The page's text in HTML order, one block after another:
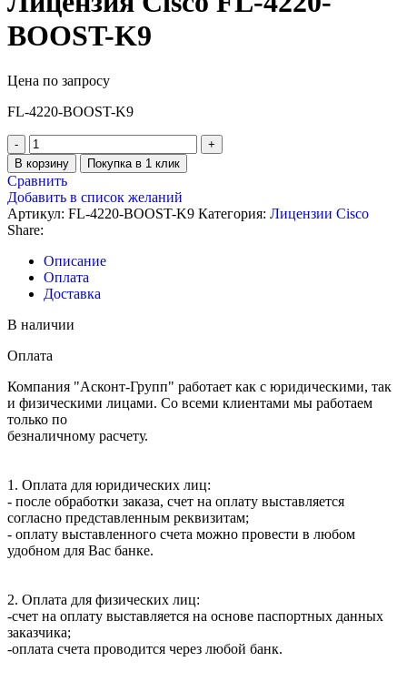
BOOST-K9
Цена по запросу
FL-4220-BOOST-K9
В корзину Покупка в 1 клик
Сравнить
Добавить в список желаний
Артикул: FL-4220-BOOST-K9 Категория: Лицензии Cisco
Share:
Описание
Оплата
Доставка
В наличии
Оплата
Компания "Асконт-Групп" работает как с юридическими, так
и физическими лицами. Со всеми клиентами мы работаем
только по
безналичному расчету.
1. Оплата для юридических лиц:
- после обработки заказа, счет на оплату выставляется
согласно представленным реквизитам;
- оплату выставленного счета можно провести в любом
удобном для Вас банке.
2. Оплата для физических лиц:
-счет на оплату выставляется на основе паспортных данных
заказчика;
-оплата счета проводится через любой банк.